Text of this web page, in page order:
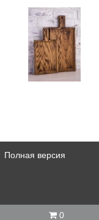
Полная версия
0